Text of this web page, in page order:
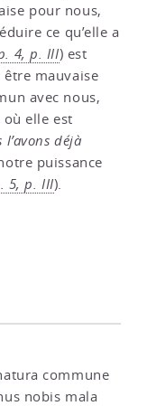
pour nous,
ce qu’elle a
4, p. III) est
mauvaise
avec nous,
elle est
l’avons déjà
puissance
5, p. III).
commune
nobis mala